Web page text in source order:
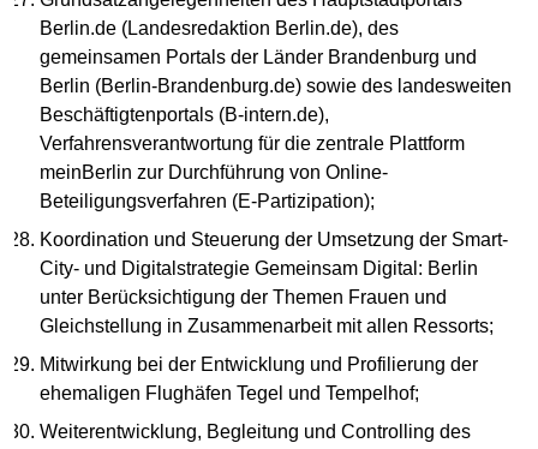
Berlin.de (Landesredaktion Berlin.de), des
gemeinsamen Portals der Länder Brandenburg und
Berlin (Berlin-Brandenburg.de) sowie des landesweiten
Beschäftigtenportals (B-intern.de),
Verfahrensverantwortung für die zentrale Plattform
meinBerlin zur Durchführung von Online-
Beteiligungsverfahren (E-Partizipation);
Koordination und Steuerung der Umsetzung der Smart-
City- und Digitalstrategie Gemeinsam Digital: Berlin
unter Berücksichtigung der Themen Frauen und
Gleichstellung in Zusammenarbeit mit allen Ressorts;
Mitwirkung bei der Entwicklung und Profilierung der
ehemaligen Flughäfen Tegel und Tempelhof;
Weiterentwicklung, Begleitung und Controlling des